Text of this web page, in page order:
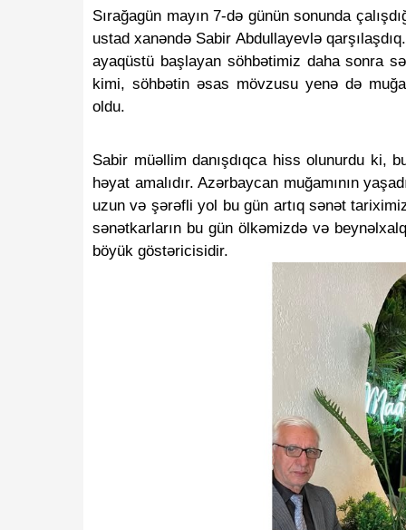
Sırağagün mayın 7-də günün sonunda
ustad xanəndə Sabir Abdullayevlə
ayaqüstü başlayan söhbətimiz daha sonra
kimi, söhbətin əsas mövzusu yenə də
oldu.
Sabir müəllim danışdıqca hiss olunurdu ki,
həyat amalıdır. Azərbaycan muğamının
uzun və şərəfli yol bu gün artıq sənət
sənətkarların bu gün ölkəmizdə və
böyük göstəricisidir.